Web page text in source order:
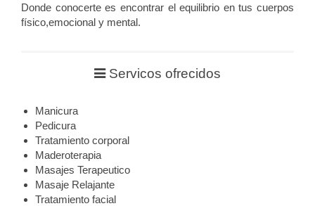
Donde conocerte es encontrar el equilibrio en tus cuerpos
físico,emocional y mental.
Servicos ofrecidos
Manicura
Pedicura
Tratamiento corporal
Maderoterapia
Masajes Terapeutico
Masaje Relajante
Tratamiento facial